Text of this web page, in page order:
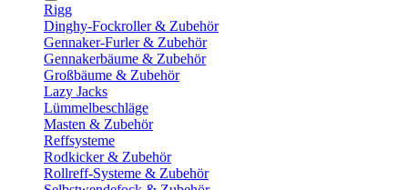
Rigg
Dinghy-Fockroller & Zubehör
Gennaker-Furler & Zubehör
Gennakerbäume & Zubehör
Großbäume & Zubehör
Lazy Jacks
Lümmelbeschläge
Masten & Zubehör
Reffsysteme
Rodkicker & Zubehör
Rollreff-Systeme & Zubehör